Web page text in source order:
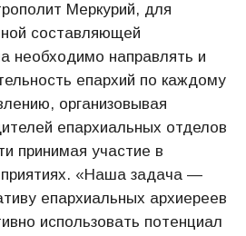
Меркурий, для
составляющей
необходимо направлять и
епархий по каждому
организовывая
епархиальных отделов
принимая участие в
«Наша задача —
епархиальных архиереев
использовать потенциал